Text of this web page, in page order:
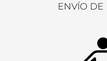
ENVÍO DE